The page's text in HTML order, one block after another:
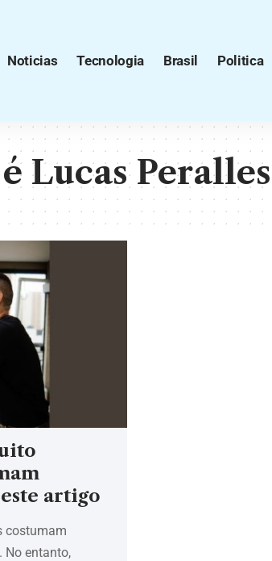
Noticias Tecnologia Brasil Politica
Lucas Peralles
artigo
costumam
No entanto,